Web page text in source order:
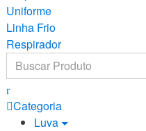
Uniforme
Linha Frio
Respirador
Search
for:
Categoria
Luva